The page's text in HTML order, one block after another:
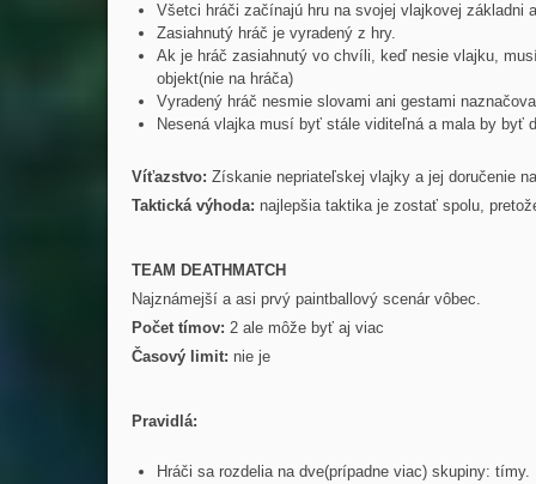
Všetci hráči začínajú hru na svojej vlajkovej základni
Zasiahnutý hráč je vyradený z hry.
Ak je hráč zasiahnutý vo chvíli, keď nesie vlajku,
objekt(nie na hráča)
Vyradený hráč nesmie slovami ani gestami
Nesená vlajka musí byť stále viditeľná a mala by byť
Víťazstvo: Získanie nepriateľskej vlajky a jej doručenie
Taktická výhoda: najlepšia taktika je zostať spolu,
TEAM DEATHMATCH
Najznámejší a asi prvý paintballový scenár vôbec.
Počet tímov: 2 ale môže byť aj viac
Časový limit: nie je
Pravidlá:
Hráči sa rozdelia na dve(prípadne viac) skupiny: tímy.